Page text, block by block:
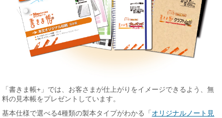
「書きま帳+」では、お客さまが仕上がりをイメージできるよう、無
料の見本帳をプレゼントしています。
基本仕様で選べる4種類の製本タイプがわかる「 オリジナルノート見